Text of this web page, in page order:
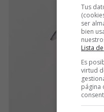
Tus
ser
bien
Lista
Es
virtud
página